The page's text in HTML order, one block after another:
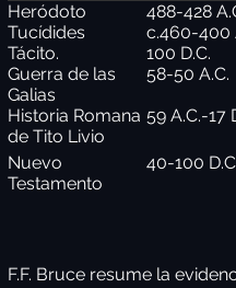
Heródoto
488-428
Tucídides
c.460-400
Tácito.
100 D.C.
Guerra de las
Galias
58-50 A.C.
Historia Romana
de Tito Livio
59 A.C.-17
Nuevo
Testamento
40-100
F.F. Bruce resume la